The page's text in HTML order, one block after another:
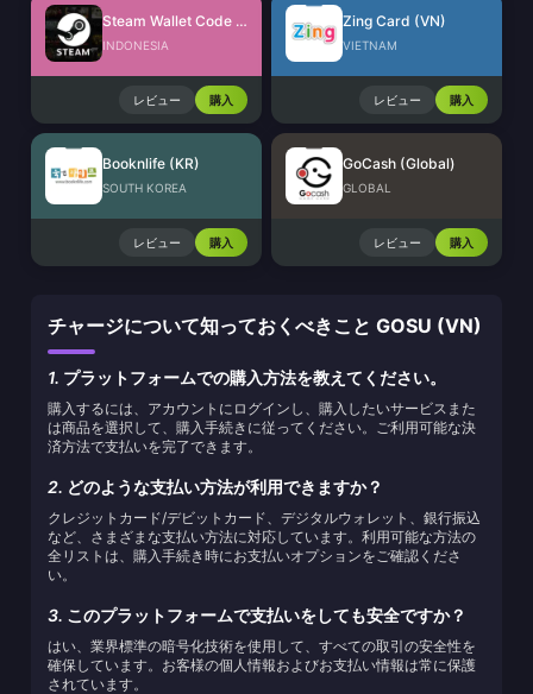
Steam Wallet Code (IDR)
INDONESIA
レビュー 購入
Zing Card (VN)
VIETNAM
レビュー 購入
Booknlife (KR)
SOUTH KOREA
レビュー 購入
GoCash (Global)
GLOBAL
レビュー 購入
チャージについて知っておくべきこと GOSU (VN)
1. プラットフォームでの購入方法を教えてください。
購入するには、アカウントにログインし、購入したいサービスまた
は商品を選択して、購入手続きに従ってください。ご利用可能な決
済方法で支払いを完了できます。
2. どのような支払い方法が利用できますか？
クレジットカード/デビットカード、デジタルウォレット、銀行振込
など、さまざまな支払い方法に対応しています。利用可能な方法の
全リストは、購入手続き時にお支払いオプションをご確認くださ
い。
3. このプラットフォームで支払いをしても安全ですか？
はい、業界標準の暗号化技術を使用して、すべての取引の安全性を
確保しています。お客様の個人情報およびお支払い情報は常に保護
されています。